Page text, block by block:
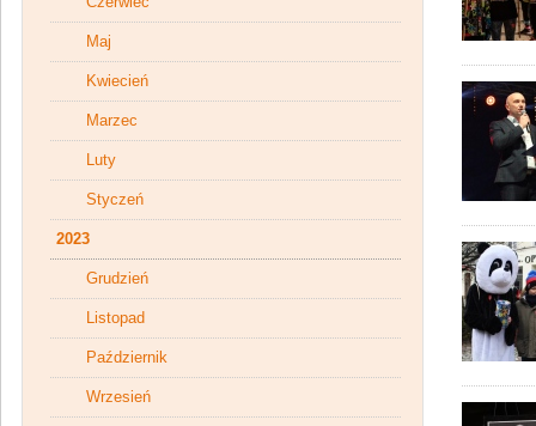
Maj
Kwiecień
Marzec
Luty
Styczeń
2023
Grudzień
Listopad
Październik
Wrzesień